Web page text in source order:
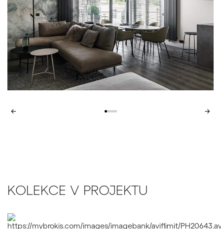
← →
KOLEKCE V PROJEKTU